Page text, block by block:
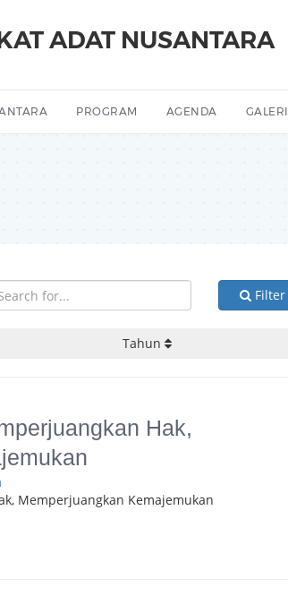
ADAT NUSANTARA
PROGRAM AGENDA GALERI
Filter
Tahun
Hak,
Memperjuangkan Kemajemukan